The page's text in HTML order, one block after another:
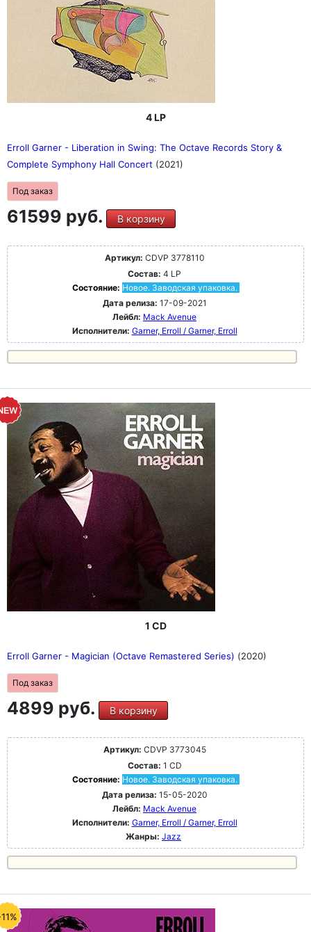
4 LP
Erroll Garner - Liberation in Swing: The Octave Records Story &
Complete Symphony Hall Concert (2021)
Под заказ
61599 руб. В корзину
Артикул: CDVP 3778110
Состав: 4 LP
Состояние: Новое. Заводская упаковка.
Дата релиза: 17-09-2021
Лейбл: Mack Avenue
Исполнители: Garner, Erroll / Garner, Erroll
1 CD
Erroll Garner - Magician (Octave Remastered Series) (2020)
Под заказ
4899 руб. В корзину
Артикул: CDVP 3773045
Состав: 1 CD
Состояние: Новое. Заводская упаковка.
Дата релиза: 15-05-2020
Лейбл: Mack Avenue
Исполнители: Garner, Erroll / Garner, Erroll
Жанры: Jazz